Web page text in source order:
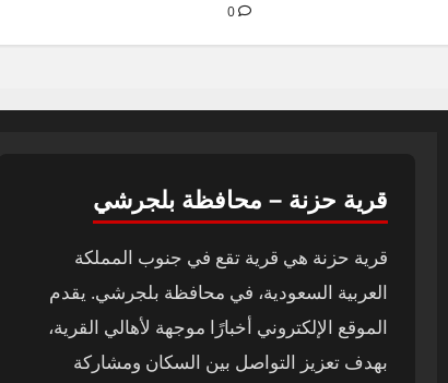
0
قرية حزنة – محافظة بلجرشي
قرية حزنة هي قرية تقع في جنوب المملكة
العربية السعودية، في محافظة بلجرشي. يقدم
الموقع الإلكتروني أخبارًا موجهة لأهالي القرية،
بهدف تعزيز التواصل بين السكان ومشاركة